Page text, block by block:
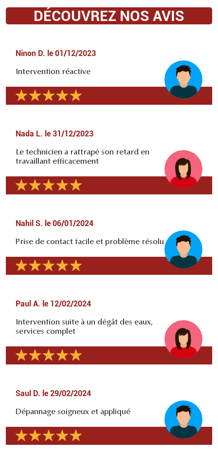
DÉCOUVREZ NOS AVIS
Ninon D. le 01/12/2023
Intervention réactive
Nada L. le 31/12/2023
Le technicien a rattrapé son retard en
travaillant efficacement
Nahil S. le 06/01/2024
Prise de contact facile et problème résolu
Paul A. le 12/02/2024
Intervention suite à un dégât des eaux,
services complet
Saul D. le 29/02/2024
Dépannage soigneux et appliqué